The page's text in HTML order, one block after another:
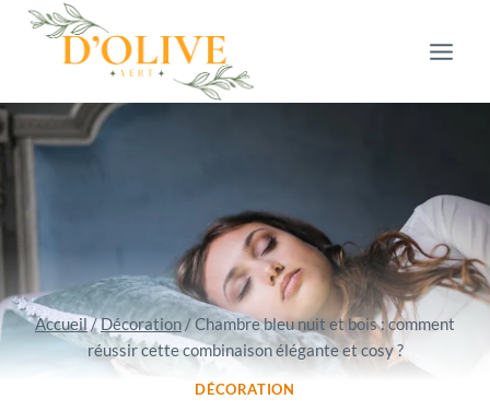
Aller
Accueil /Décoration /Chambre bleu nuit et bois : comment
réussir cette combinaison élégante et cosy ?
DÉCORATION